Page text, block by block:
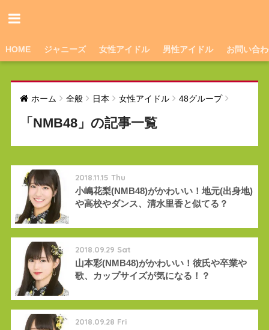
HOME ジャニーズ 女性アイドル 男性アイドル お問い合
ホーム 全般 日本 女性アイドル 48グループ
「NMB48」の記事一覧
2018.11.15 Thu
小嶋花梨(NMB48)がかわいい！地元(出身地)
や高校やダンス、清水里香と似てる？
2018.09.29 Sat
山本彩(NMB48)がかわいい！彼氏や卒業や
歌、カップサイズが気になる！？
2018.09.28 Fri